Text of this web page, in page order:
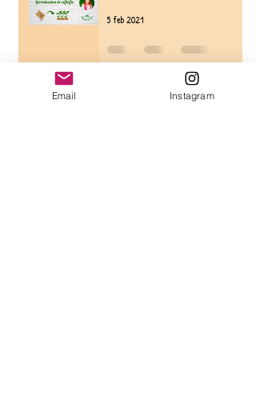
5 feb 2021
Email Instagram